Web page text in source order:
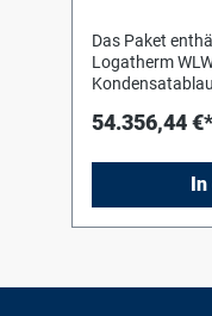
Das Paket
Logatherm
Absorptions-
Puffer CTHK
54.356,44 €*
In